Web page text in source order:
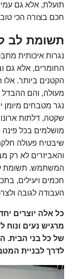
תועלת, אלא גם
חכם בצורה הכי
תשומת לב
נגרות איכותית
החומרים, אלא גם
הקטנים ביותר.
מעולה, והם ההבדל
נגר מטבחים מיומן
שקטה, דלתות
מושלמים בכל פינה
שיבטיח פעולה
והאביזרים לא רק
המשתמש. תשומת
חכמים ויעילים,
העבודה לגובה
כל אלה יוצרים
מרגיש נעים ונוח
של כל בני הבית.
לדרך לבניית